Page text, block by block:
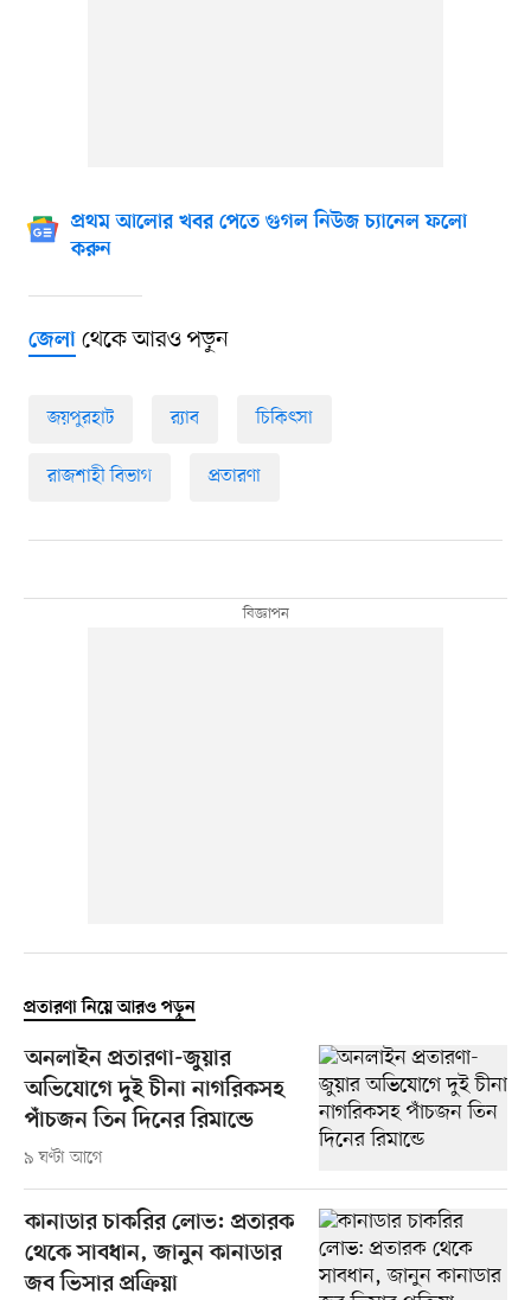
প্রথম আলোর খবর পেতে গুগল নিউজ চ্যানেল ফলো
করুন
জেলাথেকে আরও পড়ুন
জয়পুরহাট র‍্যাব চিকিৎসা
রাজশাহী বিভাগ প্রতারণা
প্রতারণা নিয়ে আরও পড়ুন
অনলাইন প্রতারণা-জুয়ার
অভিযোগে দুই চীনা নাগরিকসহ
পাঁচজন তিন দিনের রিমান্ডে
৯ ঘণ্টা আগে
কানাডার চাকরির লোভ: প্রতারক
থেকে সাবধান, জানুন কানাডার
জব ভিসার প্রক্রিয়া